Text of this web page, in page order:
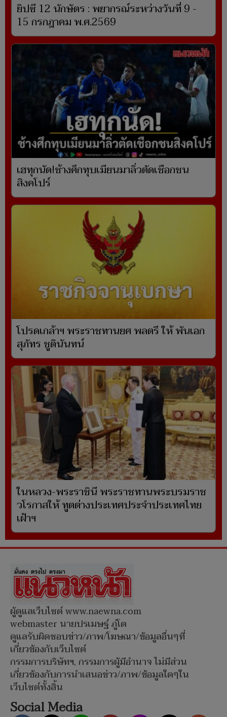
ยิปซี 12 นักษัตร : พยากรณ์ระหว่างวันที่ 9 -
15 กรกฎาคม พ.ศ.2569
เฮทุกนัด!ช้างศึกทุบเมียนมาลิ่วตัดเชือกชน
สิงคโปร์
โปรดเกล้าฯ พระราชทานยศ พลตรี ให้ พันเอก
สุภัทร ชูตินันทน์
ในหลวง-พระราชินี พระราชทานพระบรมราช
วโรกาสให้ ทูตต่างประเทศประจำประเทศไทย
เฝ้าฯ
ผู้ดูแลเว็บไซต์ www.naewna.com
webmaster นายปรเมษฐ์ ภู่โต
ดูแลรับผิดชอบข่าว/ภาพ/โฆษณา/ข้อมูลอื่นๆที่
เกี่ยวข้องกับเว็บไซต์
กรรมการบริษัทฯ, กรรมการผู้มีอำนาจ ไม่มีส่วน
เกี่ยวข้องกับการนำเสนอข่าว/ภาพ/ข้อมูลใดๆใน
เว็บไซต์ทั้งสิ้น
Social Media